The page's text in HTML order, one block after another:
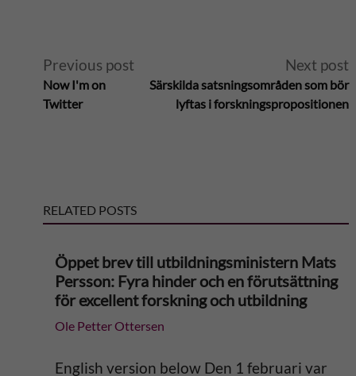
Previous post
Now I'm on
Twitter
Next post
Särskilda satsningsområden som bör
lyftas i forsknings­propositionen
RELATED POSTS
Öppet brev till utbildningsministern Mats
Persson: Fyra hinder och en förutsättning
för excellent forskning och utbildning
Ole Petter Ottersen
English version below Den 1 februari var